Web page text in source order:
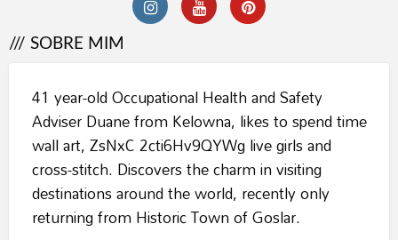
/// SOBRE MIM
41 year-old Occupational Health and Safety
Adviser Duane from Kelowna, likes to spend time
wall art, ZsNxC 2cti6Hv9QYWg live girls and
cross-stitch. Discovers the charm in visiting
destinations around the world, recently only
returning from Historic Town of Goslar.